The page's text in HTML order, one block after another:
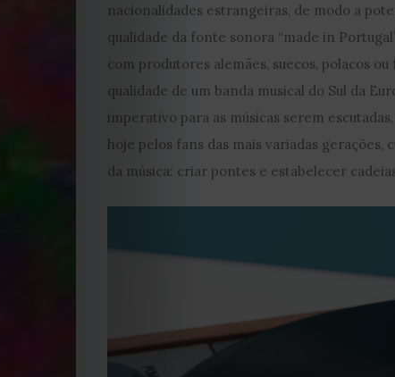
JULHO
2026
2025
2024
2023
2022
Obras
nacionalidades estrangeiras, de modo a
qualidade da fonte sonora “made in
com produtores alemães, suecos, polacos
qualidade de um banda musical do Sul da
imperativo para as músicas serem
hoje pelos fans das mais variadas
da música: criar pontes e estabelecer